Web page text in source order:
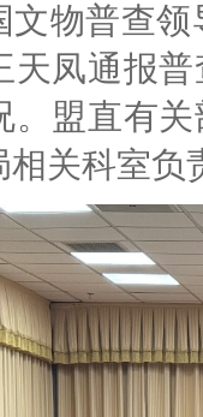
文物普查
天凤通报
。盟直有
相关科室